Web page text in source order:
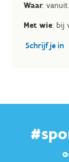
Waar:
Met wie: bij
Schrijf je in